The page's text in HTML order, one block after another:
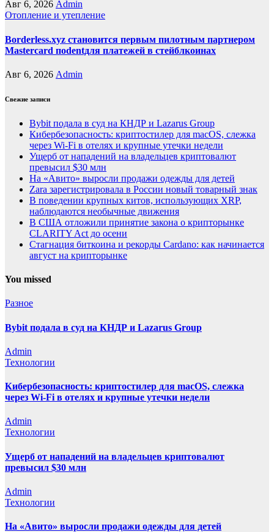
Авг 6, 2026 Admin
Отопление и утепление
Borderless.xyz становится первым пилотным партнером
Mastercard поdentдля платежей в стейблкоинах
Авг 6, 2026 Admin
Свежие записи
Bybit подала в суд на КНДР и Lazarus Group
Кибербезопасность: криптостилер для macOS, слежка
через Wi-Fi в отелях и крупные утечки недели
Ущерб от нападений на владельцев криптовалют
превысил $30 млн
На «Авито» выросли продажи одежды для детей
Zara зарегистрировала в России новый товарный знак
В поведении крупных китов, использующих XRP,
наблюдаются необычные движения
В США отложили принятие закона о крипторынке
CLARITY Act до осени
Стагнация биткоина и рекорды Cardano: как начинается
август на крипторынке
You missed
Разное
Bybit подала в суд на КНДР и Lazarus Group
Admin
Технологии
Кибербезопасность: криптостилер для macOS, слежка
через Wi-Fi в отелях и крупные утечки недели
Admin
Технологии
Ущерб от нападений на владельцев криптовалют
превысил $30 млн
Admin
Технологии
На «Авито» выросли продажи одежды для детей